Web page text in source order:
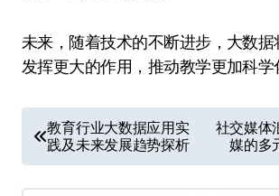
未来，随着技术的不断进步，大数
发挥更大的作用，推动教学更加科学
章
导
教育行业大数据应用实
践及未来发展趋势探析
社交媒体
媒的多